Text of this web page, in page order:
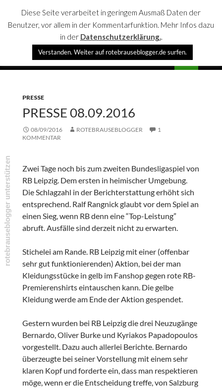
rotebrauseblogger
SPRINGE
PRESSE
PRESSE 08.09.2016
08/09/2016 ROTEBRAUSEBLOGGER
1
KOMMENTAR
Zwei Tage noch bis zum zweiten Bundesligaspiel von
RB Leipzig. Dem ersten in heimischer Umgebung.
Die Schlagzahl in der Berichterstattung erhöht sich
entsprechend. Ralf Rangnick glaubt vor dem Spiel an
einen Sieg, wenn RB denn eine “Top-Leistung”
abruft. Ausfälle sind derzeit nicht zu erwarten.
Stichelei am Rande. RB Leipzig mit einer (offenbar
sehr gut funktionierenden) Aktion, bei der man
Kleidungsstücke in gelb im Fanshop gegen rote RB-
Premierenshirts eintauschen kann. Die gelbe
Kleidung werde am Ende der Aktion gespendet.
Gestern wurden bei RB Leipzig die drei Neuzugänge
Bernardo, Oliver Burke und Kyriakos Papadopoulos
vorgestellt. Dazu auch allerlei Berichte. Bernardo
überzeugte bei seiner Vorstellung mit einem sehr
klaren Kopf und forderte ein, dass man respektieren
möge, wenn er die Entscheidung treffe, von Salzburg
Diese Seite verarbeitet in geringem Ausmaß Daten der
Benutzer, vor allem in der Kommentarfunktion. Mehr Infos dazu
in der Datenschutzerklärung..
Verstanden. Weiter auf rotebrauseblogger.de surfen.
rotebrauseblogger unterstützen